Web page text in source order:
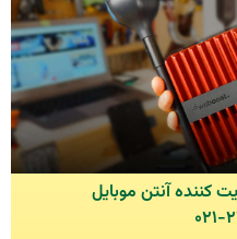
کننده آنتن موبایل